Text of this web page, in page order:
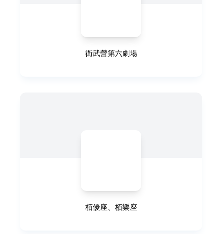
衛武營第六劇場
栢優座、栢樂座